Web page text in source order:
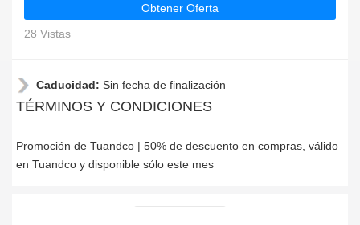
Obtener Oferta
28 Vistas
Caducidad: Sin fecha de finalización
TÉRMINOS Y CONDICIONES
Promoción de Tuandco | 50% de descuento en compras, válido
en Tuandco y disponible sólo este mes